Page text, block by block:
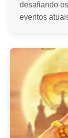
desafiando
eventos